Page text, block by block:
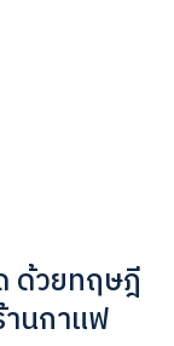
ด้วยทฤษฎี
านกาแฟ